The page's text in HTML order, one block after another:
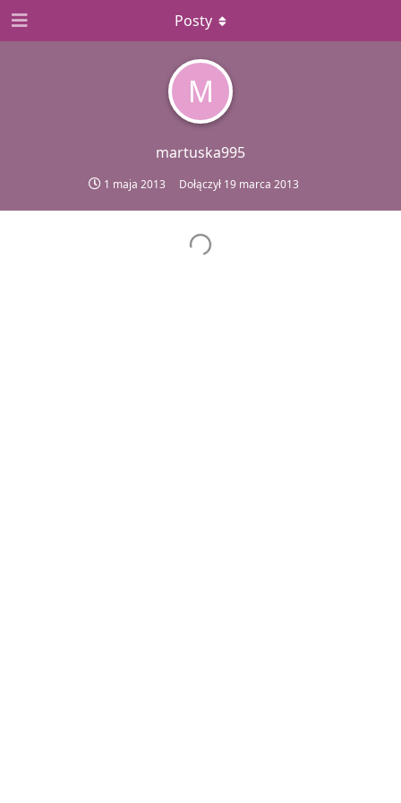
M
martuska995
1 maja 2013 Dołączył 19 marca 2013
Posty